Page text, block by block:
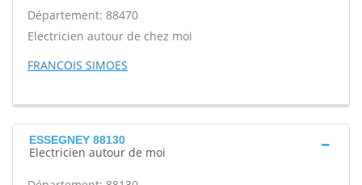
Département: 88470
Electricien autour de chez moi
FRANCOIS SIMOES
ESSEGNEY 88130
Electricien autour de moi